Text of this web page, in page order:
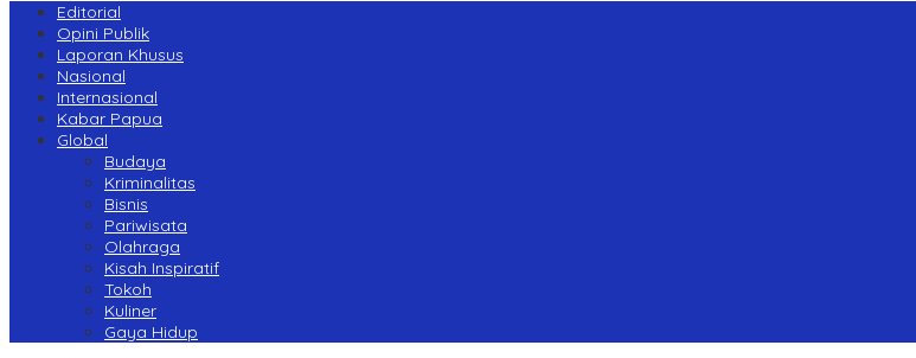
Editorial
Opini Publik
Laporan Khusus
Nasional
Internasional
Kabar Papua
Global
Budaya
Kriminalitas
Bisnis
Pariwisata
Olahraga
Kisah Inspiratif
Tokoh
Kuliner
Gaya Hidup